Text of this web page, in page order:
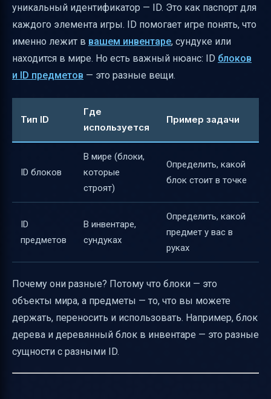
уникальный идентификатор — ID. Это как паспорт для
каждого элемента игры. ID помогает игре понять, что
именно лежит в вашем инвентаре, сундуке или
находится в мире. Но есть важный нюанс: ID блоков
и ID предметов — это разные вещи.
Тип ID
Где
используется
Пример задачи
ID блоков
В мире (блоки,
которые
строят)
Определить, какой
блок стоит в точке
ID
предметов
В инвентаре,
сундуках
Определить, какой
предмет у вас в
руках
Почему они разные? Потому что блоки — это
объекты мира, а предметы — то, что вы можете
держать, переносить и использовать. Например, блок
дерева и деревянный блок в инвентаре — это разные
сущности с разными ID.